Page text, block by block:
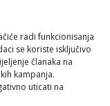
radi funkcionisanja
se koriste isključivo
članaka na
kampanja.
uticati na